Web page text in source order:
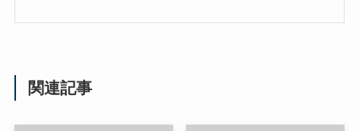
関連記事